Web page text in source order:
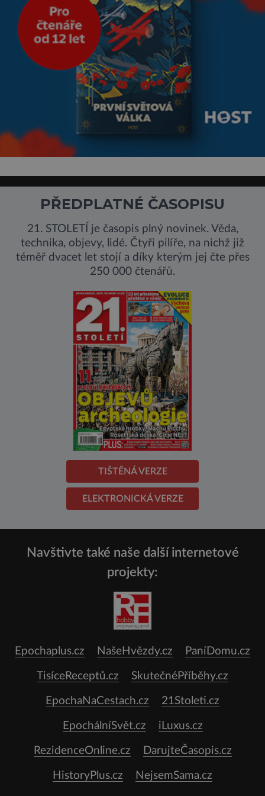
PŘEDPLATNÉ ČASOPISU
21. STOLETÍ je časopis plný novinek. Věda,
technika, objevy, lidé. Čtyři pilíře, na nichž již
téměř dvacet let stojí a díky kterým jej čte přes
250 000 čtenářů.
TIŠTĚNÁ VERZE
ELEKTRONICKÁ VERZE
Navštivte také naše další internetové
projekty:
Epochaplus.cz NašeHvězdy.cz PaníDomu.cz
TisíceReceptů.cz SkutečnéPříběhy.cz
EpochaNaCestach.cz 21Stoleti.cz
EpochálníSvět.cz iLuxus.cz
RezidenceOnline.cz DarujteČasopis.cz
HistoryPlus.cz NejsemSama.cz